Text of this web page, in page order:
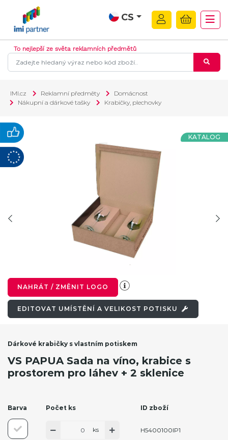
CS
To nejlepší ze světa reklamních předmětů
IMI.cz Reklamní předměty
Domácnost
Nákupní a dárkové tašky
Krabičky, plechovky
KATALOG
NAHRÁT / ZMĚNIT LOGO
EDITOVAT UMÍSTĚNÍ A VELIKOST POTISKU
Dárkové krabičky s vlastním potiskem
VS PAPUA Sada na víno, krabice s
prostorem pro láhev + 2 sklenice
Barva Počet ks ID zboží
ks H5400100IP1